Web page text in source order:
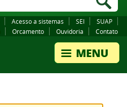
Acesso a sistemas SEI
SUAP
Orcamento Ouvidoria Contato